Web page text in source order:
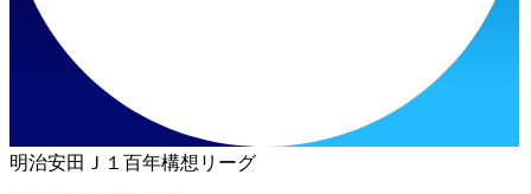
明治安田Ｊ１百年構想リーグ